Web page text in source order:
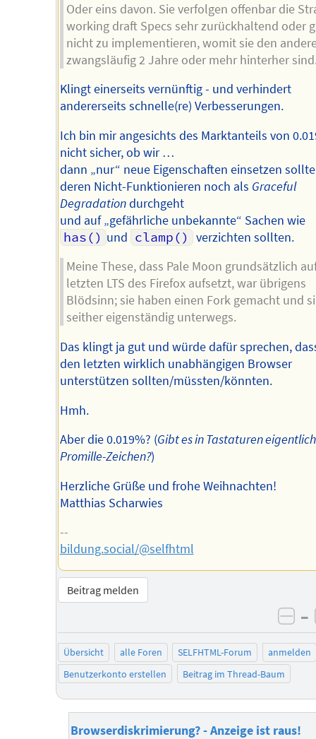
Oder eins davon. Sie verfolgen offenbar die
working draft Specs sehr zurückhaltend oder
nicht zu implementieren, womit sie den
zwangsläufig 2 Jahre oder mehr hinterher
Klingt einerseits vernünftig - und verhindert
andererseits schnelle(re) Verbesserungen.
Ich bin mir angesichts des Marktanteils von
nicht sicher, ob wir …
dann „nur“ neue Eigenschaften einsetzen
deren Nicht-Funktionieren noch als Graceful
Degradationdurchgeht
und auf „gefährliche unbekannte“ Sachen wie
has() und clamp()
verzichten sollten.
Meine These, dass Pale Moon grundsätzlich
letzten LTS des Firefox aufsetzt, war übrigens
Blödsinn; sie haben einen Fork gemacht und
seither eigenständig unterwegs.
Das klingt ja gut und würde dafür sprechen,
den letzten wirklich unabhängigen Browser
unterstützen sollten/müssten/könnten.
Hmh.
Aber die 0.019%? (Gibt es in Tastaturen
Promille-Zeichen?)
Herzliche Grüße und frohe Weihnachten!
Matthias Scharwies
--
bildung.social/@selfhtml
Beitrag melden
–
Übersicht alle Foren SELFHTML-Forum
anmelden
Benutzerkonto erstellen
Beitrag im Thread-Baum
Browserdiskrimierung? - Anzeige ist raus!